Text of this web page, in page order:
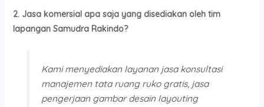
2. Jasa komersial apa saja yang disediakan oleh tim
lapangan Samudra Rakindo?
Kami menyediakan layanan jasa konsultasi
manajemen tata ruang ruko gratis, jasa
pengerjaan gambar desain layouting